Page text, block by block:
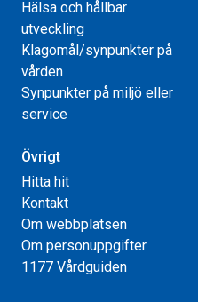
Hälsa och hållbar
utveckling
Klagomål/synpunkter på
vården
Synpunkter på miljö eller
service
Övrigt
Hitta hit
Kontakt
Om webbplatsen
Om personuppgifter
1177 Vårdguiden